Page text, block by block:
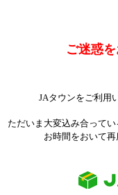
ご迷惑
JAタウンをご利用
ただいま大変込み合って
お時間をおいて